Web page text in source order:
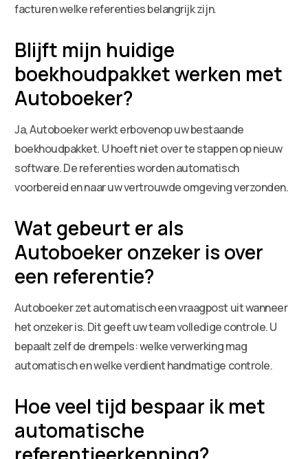
facturen welke referenties belangrijk zijn.
Blijft mijn huidige
boekhoudpakket werken met
Autoboeker?
Ja, Autoboeker werkt erbovenop uw bestaande
boekhoudpakket. U hoeft niet over te stappen op nieuw
software. De referenties worden automatisch
voorbereid en naar uw vertrouwde omgeving verzonden.
Wat gebeurt er als
Autoboeker onzeker is over
een referentie?
Autoboeker zet automatisch een vraagpost uit wanneer
het onzeker is. Dit geeft uw team volledige controle. U
bepaalt zelf de drempels: welke verwerking mag
automatisch en welke verdient handmatige controle.
Hoe veel tijd bespaar ik met
automatische